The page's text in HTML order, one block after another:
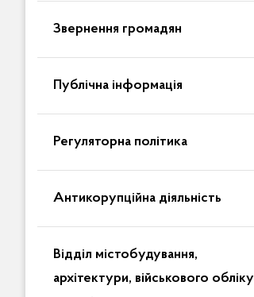
Звернення громадян
Публічна інформація
Регуляторна політика
Антикорупційна діяльність
Відділ містобудування,
архітектури, військового обліку